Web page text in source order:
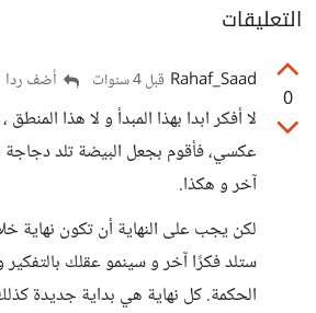
التعليقات
0
Rahaf_Saad قبل 4 سنوات أضف ردا
لا أفكر ابدا بهذا المبدأ و لا هذا
عكسي، فأقوم بجعل البيضة تلد
آخر و هكذا.
لكن يجب على النهاية أن تكون نهاية
ستلد فكرًا آخر و سينمو عقلك
الحكمة. كل نهاية هي بداية جديدة